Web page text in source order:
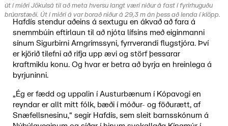
út í miðri Jökulsá til að meta hversu langt væri niður á fast í fyrirhuguðu
brúarstæði. Út í miðri á var borað niður á 29,3 m án þess að lenda í klöpp.
Hafdís stendur aðeins á sextugu en ákvað að fara á
snemmbúin eftirlaun til að njóta lífsins með eiginmanni
sínum Sigurbirni Arngrímssyni, fyrrverandi flugstjóra. Því
er kjörið tilefni að rifja upp ævi og störf þessarar
kraftmiklu konu. Og hvar er betra að byrja en hreinlega á
byrjuninni.
„Ég er fædd og uppalin í Austurbænum í Kópavogi en
reyndar er allt mitt fólk, bæði í móður- og föðurætt, af
Snæfellsnesinu,“ segir Hafdís, sem sleit barnsskónum á